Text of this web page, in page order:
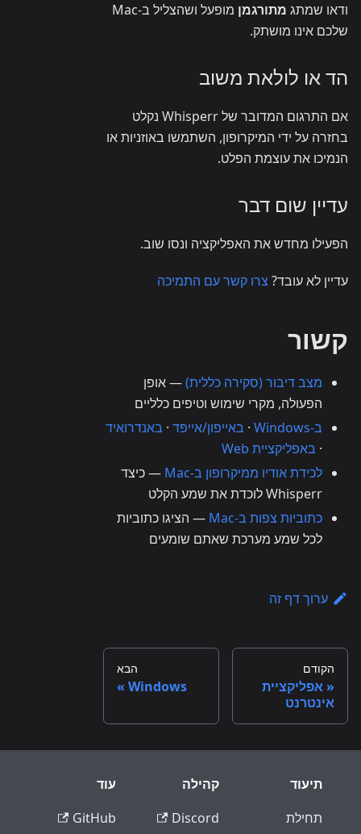
ודאו שמתג מתורגמן
מופעל ושהצליל ב-Mac
שלכם אינו מושתק.
הד או לולאת משוב
אם התרגום המדובר של Whisperr נקלט
בחזרה על ידי המיקרופון, השתמשו באוזניות או
הנמיכו את עוצמת הפלט.
עדיין שום דבר
הפעילו מחדש את האפליקציה ונסו שוב.
עדיין לא עובד? צרו קשר עם התמיכה
קשור
מצב דיבור (סקירה כללית)— אופן
הפעולה, מקרי שימוש וטיפים כלליים
ב-Windows
· באייפון/אייפד · באנדרואיד
· באפליקציית Web
לכידת אודיו ממיקרופון ב-Mac
— כיצד
Whisperr לוכדת את שמע הקלט
כתוביות צפות ב-Mac
— הציגו כתוביות
לכל שמע מערכת שאתם שומעים
ערוך דף זה
הקודם
אפליקציית
אינטרנט
הבא
Windows
תיעוד
תחילת
קהילה
Discord
עוד
GitHub